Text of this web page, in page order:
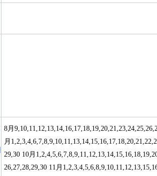
8月
月
29,30 10月
26,27,28,29,30 11月